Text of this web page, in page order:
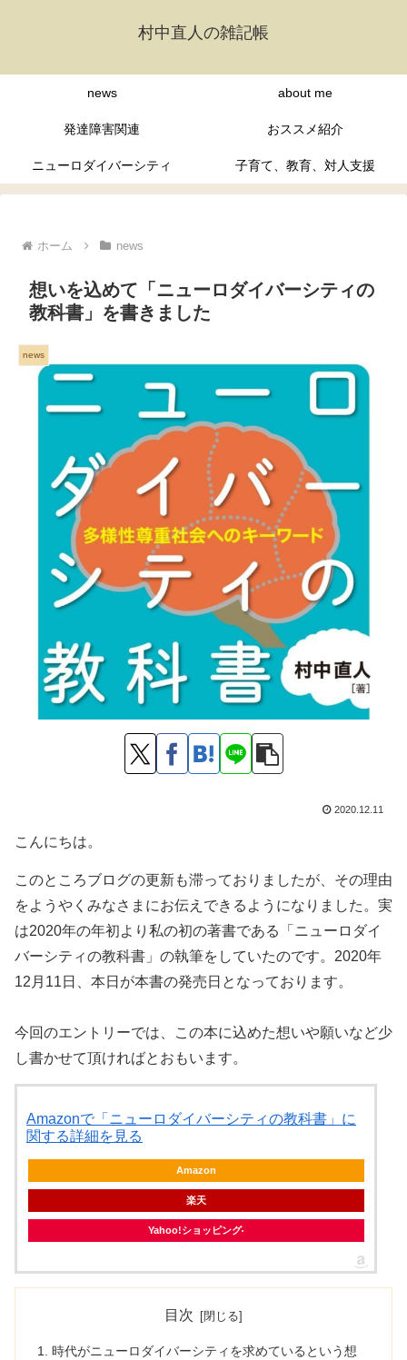
村中直人の雑記帳
news about me
発達障害関連 おススメ紹介
ニューロダイバーシティ 子育て、教育、対人支援
ホーム news
想いを込めて「ニューロダイバーシティの
教科書」を書きました
news
2020.12.11
こんにちは。
このところブログの更新も滞っておりましたが、その理由
をようやくみなさまにお伝えできるようになりました。実
は2020年の年初より私の初の著書である「ニューロダイ
バーシティの教科書」の執筆をしていたのです。2020年
12月11日、本日が本書の発売日となっております。
今回のエントリーでは、この本に込めた想いや願いなど少
し書かせて頂ければとおもいます。
Amazonで「ニューロダイバーシティの教科書」に
関する詳細を見る
Amazon
楽天
Yahoo!ショッピング
目次
時代がニューロダイバーシティを求めているという想